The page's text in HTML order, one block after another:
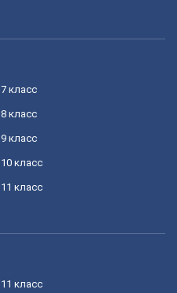
7 класс
8 класс
9 класс
10 класс
11 класс
11 класс